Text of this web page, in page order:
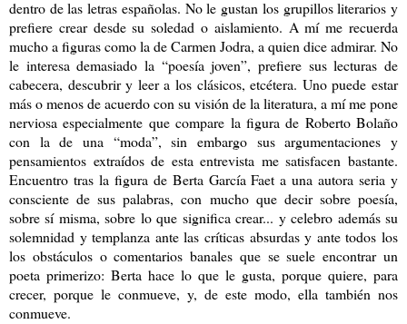
dentro de las letras españolas. No le gustan los grupillos literarios y
prefiere crear desde su soledad o aislamiento. A mí me recuerda
mucho a figuras como la de Carmen Jodra, a quien dice admirar. No
le interesa demasiado la “poesía joven”, prefiere sus lecturas de
cabecera, descubrir y leer a los clásicos, etcétera. Uno puede estar
más o menos de acuerdo con su visión de la literatura, a mí me pone
nerviosa especialmente que compare la figura de Roberto Bolaño
con la de una “moda”, sin embargo sus argumentaciones y
pensamientos extraídos de esta entrevista me satisfacen bastante.
Encuentro tras la figura de Berta García Faet a una autora seria y
consciente de sus palabras, con mucho que decir sobre poesía,
sobre sí misma, sobre lo que significa crear... y celebro además su
solemnidad y templanza ante las críticas absurdas y ante todos los
los obstáculos o comentarios banales que se suele encontrar un
poeta primerizo: Berta hace lo que le gusta, porque quiere, para
crecer, porque le conmueve, y, de este modo, ella también nos
conmueve.